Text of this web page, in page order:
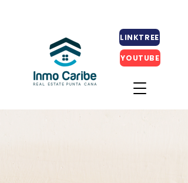
LINKTREE
YOUTUBE